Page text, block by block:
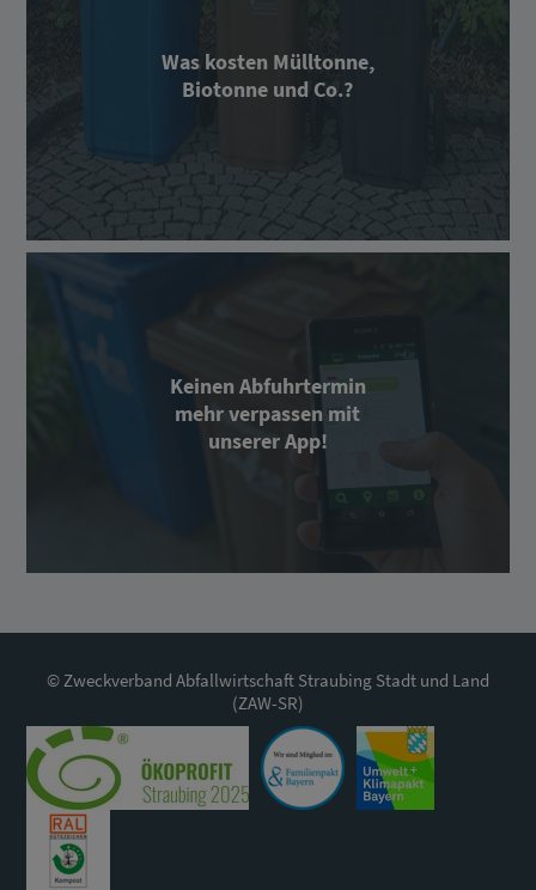
Was kosten Mülltonne,
Biotonne und Co.?
Keinen Abfuhrtermin
mehr verpassen mit
unserer App!
© Zweckverband Abfallwirtschaft Straubing Stadt und Land
(ZAW-SR)